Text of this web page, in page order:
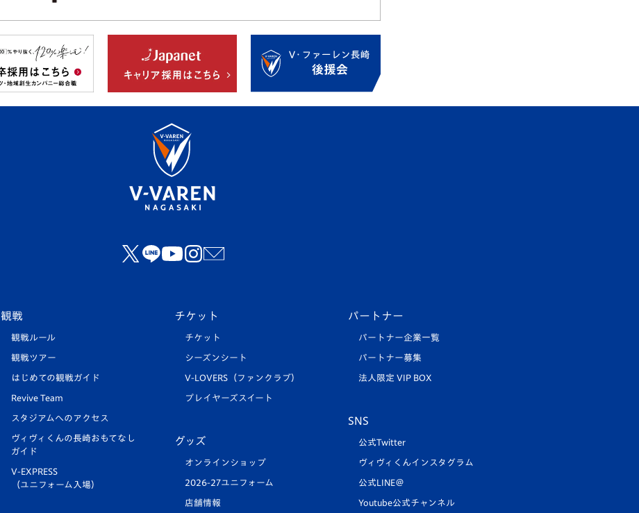
観戦
観戦ルール
観戦ツアー
はじめての観戦ガイド
Revive Team
スタジアムへのアクセス
ヴィヴィくんの長崎おもてなし
ガイド
V-EXPRESS
（ユニフォーム入場）
チケット
チケット
シーズンシート
V-LOVERS（ファンクラブ）
プレイヤーズスイート
グッズ
オンラインショップ
2026-27ユニフォーム
店舗情報
パートナー
パートナー企業一覧
パートナー募集
法人限定 VIP BOX
SNS
公式Twitter
ヴィヴィくんインスタグラム
公式LINE＠
Youtube公式チャンネル